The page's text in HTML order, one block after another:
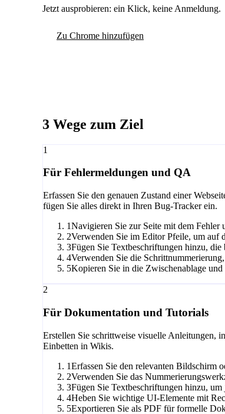
Jetzt ausprobieren: ein Klick, keine Anmeldung.
Zu Chrome hinzufügen
3 Wege zum Ziel
1
Für Fehlermeldungen und QA
Erfassen Sie den genauen Zustand einer
fügen Sie alles direkt in Ihren Bug-Tracker ein.
1Navigieren Sie zur Seite mit dem Fehler
2Verwenden Sie im Editor Pfeile, um auf
3Fügen Sie Textbeschriftungen hinzu, die
4Verwenden Sie die
5Kopieren Sie in die Zwischenablage
2
Für Dokumentation und Tutorials
Erstellen Sie schrittweise visuelle Anleitungen,
Einbetten in Wikis.
1Erfassen Sie den relevanten Bildschirm
2Verwenden Sie das
3Fügen Sie Textbeschriftungen hinzu,
4Heben Sie wichtige UI-Elemente mit
5Exportieren Sie als PDF für formelle